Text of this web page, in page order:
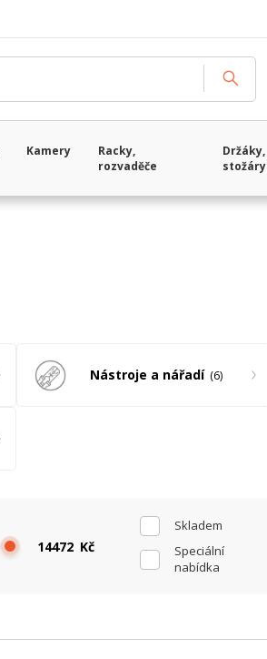
Kamery
Racky,
rozvaděče
Držáky,
stožáry
Nástroje a nářadí 6
Skladem
Speciální
nabídka
Kč